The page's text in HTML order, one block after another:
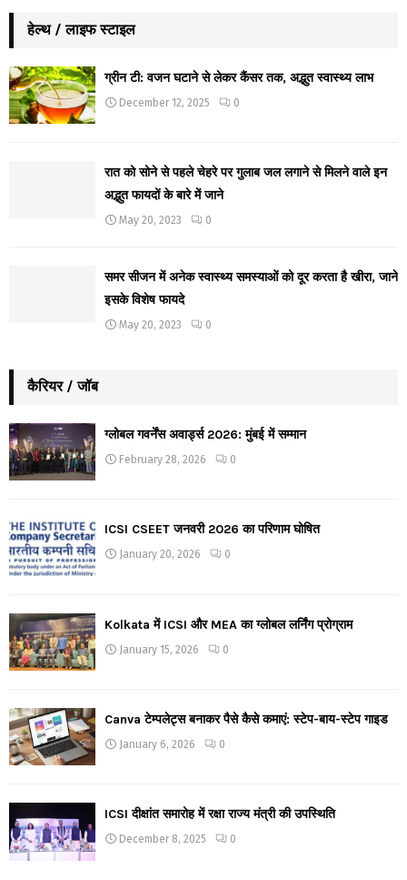
हेल्थ / लाइफ स्टाइल
ग्रीन टी: वजन घटाने से लेकर कैंसर तक, अद्भुत स्वास्थ्य लाभ
December 12, 2025 0
रात को सोने से पहले चेहरे पर गुलाब जल लगाने से मिलने वाले इन
अद्भुत फायदों के बारे में जाने
May 20, 2023 0
समर सीजन में अनेक स्वास्थ्य समस्याओं को दूर करता है खीरा, जाने
इसके विशेष फायदे
May 20, 2023 0
कैरियर / जॉब
ग्लोबल गवर्नेंस अवार्ड्स 2026: मुंबई में सम्मान
February 28, 2026 0
ICSI CSEET जनवरी 2026 का परिणाम घोषित
January 20, 2026 0
Kolkata में ICSI और MEA का ग्लोबल लर्निंग प्रोग्राम
January 15, 2026 0
Canva टेम्पलेट्स बनाकर पैसे कैसे कमाएं: स्टेप-बाय-स्टेप गाइड
January 6, 2026 0
ICSI दीक्षांत समारोह में रक्षा राज्य मंत्री की उपस्थिति
December 8, 2025 0